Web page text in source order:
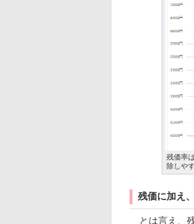
残価率
除しや
残価に加え
とは言え、